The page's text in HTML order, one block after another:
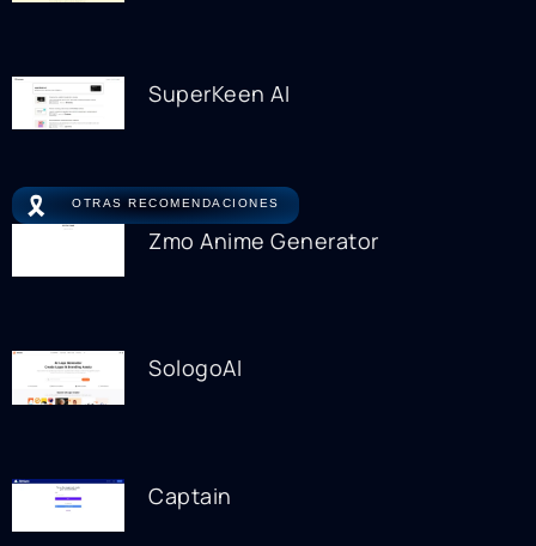
SuperKeen AI
🎗️ OTRAS RECOMENDACIONES
Zmo Anime Generator
SologoAI
Captain